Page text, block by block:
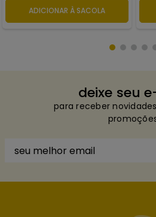
ADICIONAR À SACOLA
deixe seu
para receber